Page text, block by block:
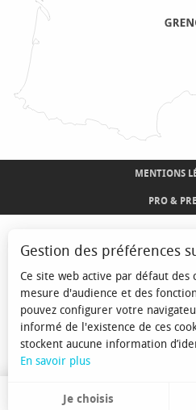
MENTIONS
PRO &
Avec le concours de l'Union Européenne.
Européen de Développement Régional. Co-
d'Azur et l'Etat, Commissariat Général
Gestion des préférences
Ce site web active par défaut des
mesure d'audience et des
pouvez configurer votre
informé de l'existence de ces
stockent aucune information
En savoir plus
Je choisis